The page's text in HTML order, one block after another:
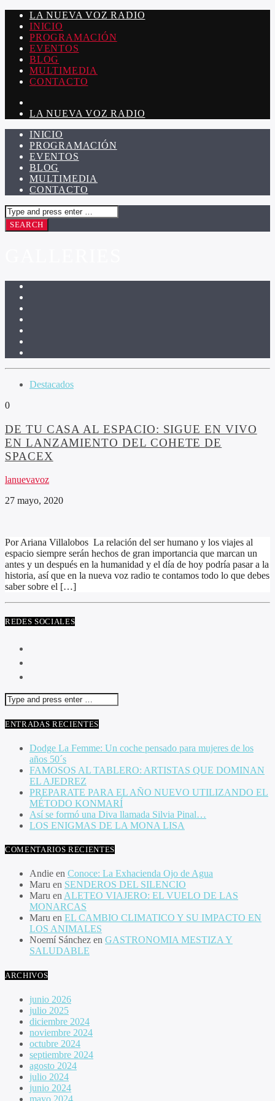
LA NUEVA VOZ RADIO
INICIO
PROGRAMACIÓN
EVENTOS
BLOG
MULTIMEDIA
CONTACTO
LA NUEVA VOZ RADIO
INICIO
PROGRAMACIÓN
EVENTOS
BLOG
MULTIMEDIA
CONTACTO
Destacados
0
DE TU CASA AL ESPACIO: SIGUE EN VIVO
EN LANZAMIENTO DEL COHETE DE
SPACEX
lanuevavoz
27 mayo, 2020
Por Ariana Villalobos La relación del ser humano y los viajes al
espacio siempre serán hechos de gran importancia que marcan un
antes y un después en la humanidad y el día de hoy podría pasar a la
historia, así que en la nueva voz radio te contamos todo lo que debes
saber sobre el […]
REDES SOCIALES
ENTRADAS RECIENTES
Dodge La Femme: Un coche pensado para mujeres de los
años 50´s
FAMOSOS AL TABLERO: ARTISTAS QUE DOMINAN
EL AJEDREZ
PREPARATE PARA EL AÑO NUEVO UTILIZANDO EL
MÉTODO KONMARÍ
Así se formó una Diva llamada Silvia Pinal…
LOS ENIGMAS DE LA MONA LISA
COMENTARIOS RECIENTES
Andie en Conoce: La Exhacienda Ojo de Agua
Maru en SENDEROS DEL SILENCIO
Maru en ALETEO VIAJERO: EL VUELO DE LAS
MONARCAS
Maru en EL CAMBIO CLIMATICO Y SU IMPACTO EN
LOS ANIMALES
Noemí Sánchez en GASTRONOMIA MESTIZA Y
SALUDABLE
ARCHIVOS
junio 2026
julio 2025
diciembre 2024
noviembre 2024
octubre 2024
septiembre 2024
agosto 2024
julio 2024
junio 2024
mayo 2024